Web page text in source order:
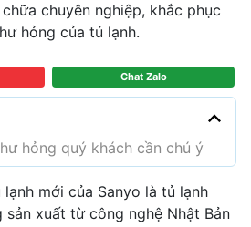
chuyên nghiệp, khắc phục
hỏng của tủ lạnh.
Chat Zalo
hỏng quý khách cần chú ý
mới của Sanyo là tủ lạnh
xuất từ công nghệ Nhật Bản